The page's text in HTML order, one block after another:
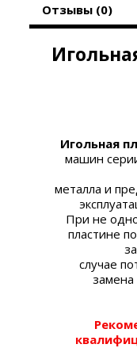
Отзывы (0)
Игольная
машин
металла и
При не
пластине
случае
замена